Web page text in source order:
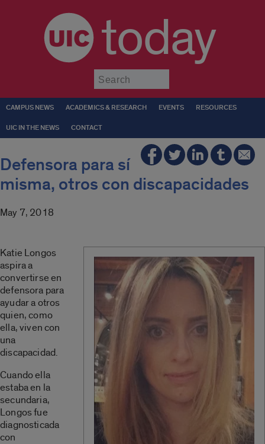
today
CAMPUS NEWS ACADEMICS & RESEARCH EVENTS RESOURCES
UIC IN THE NEWS CONTACT
Defensora para sí
misma, otros con discapacidades
May 7, 2018
Katie Longos
aspira a
convertirse en
defensora para
ayudar a otros
quien, como
ella, viven con
una
discapacidad.
Cuando ella
estaba en la
secundaria,
Longos fue
diagnosticada
con